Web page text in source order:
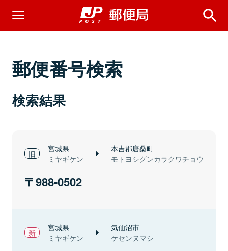
郵便番号検索
検索結果
宮城県
ミヤギケン
本吉郡唐桑町
モトヨシグンカラクワチョウ
988-0502
宮城県
ミヤギケン
気仙沼市
ケセンヌマシ